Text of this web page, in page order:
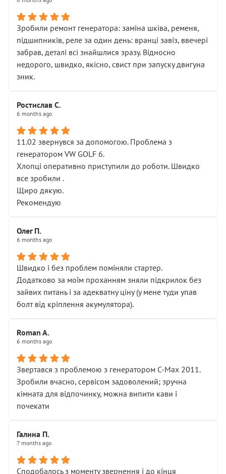
Зробили ремонт генератора: заміна шківа, ременя,
підшипників, реле за один день: вранці завіз, ввечері
забрав, деталі всі знайшлися зразу. Відносно
недорого, швидко, якісно, свист при запуску двигуна
зник.
Ростислав С.
6 months ago
11.02 звернувся за допомогою. Проблема з
генератором VW GOLF 6.
Хлопці оперативно приступили до роботи. Швидко
все зробили .
Щиро дякую.
Рекомендую
Олег П.
6 months ago
Швидко і без проблем поміняли стартер.
Додатково за моїм проханням зняли підкрилок без
зайвих питань і за адекватну ціну (у мене туди упав
болт від кріплення акумулятора).
Roman A.
6 months ago
Звертався з проблемою з генератором C-Max 2011.
Зробили вчасно, сервісом задоволений; зручна
кімната для відпочинку, можна випити кави і
почекати
Галина П.
7 months ago
Сподобалось з моменту звернення і до кінця